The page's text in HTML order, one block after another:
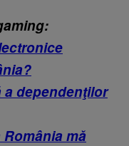
dependenţilor
mă